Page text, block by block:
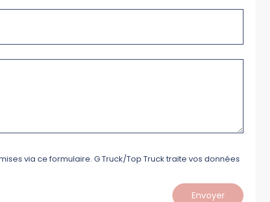
via ce formulaire. G Truck/Top Truck traite vos données
Envoyer